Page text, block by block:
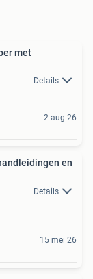
met
Details
2 aug 26
en
Details
15 mei 26